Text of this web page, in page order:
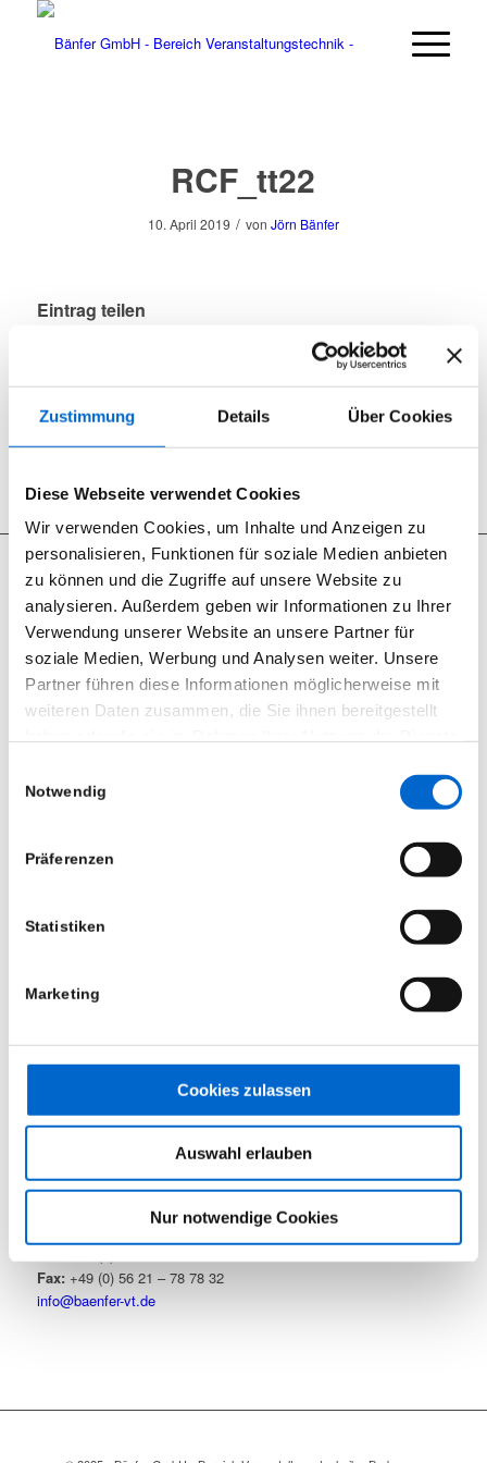
Zustimmung Details Über Cookies
Diese Webseite verwendet Cookies
Wir verwenden Cookies, um Inhalte und Anzeigen zu
personalisieren, Funktionen für soziale Medien anbieten
zu können und die Zugriffe auf unsere Website zu
analysieren. Außerdem geben wir Informationen zu Ihrer
Verwendung unserer Website an unsere Partner für
soziale Medien, Werbung und Analysen weiter. Unsere
Partner führen diese Informationen möglicherweise mit
weiteren Daten zusammen, die Sie ihnen bereitgestellt
Notwendig
Präferenzen
Statistiken
Marketing
Cookies zulassen
Auswahl erlauben
Nur notwendige Cookies
RCF_tt22
10. April 2019 / von Jörn Bänfer
Eintrag teilen
Seit 2012 sind wir begeisterter RCF User.
RCF Produkte können Sie bei uns nicht nur mieten, wir bieten
ebenfalls den Support und den Vertrieb.
Montag bis Freitag
nach Vereinbarung
Mietpark (geschützter Bereich)
KONTAKT
Bänfer GmbH – Bereich Veranstaltungstechnik
Industriegebiet
Zum Wolfhagen 9
34537 Bad Wildungen
Fax: +49 (0) 56 21 – 78 78 32
info@baenfer-vt.de